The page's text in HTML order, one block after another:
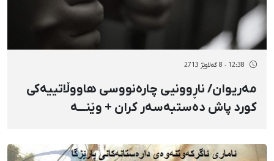
12:38 - 8 گەلاوێژ 2713
مەریوان/ ناڕوونیی چارەنووسی هاووڵاتییەکی
کورد پاش دەستبەسەر کران + وێنـــه